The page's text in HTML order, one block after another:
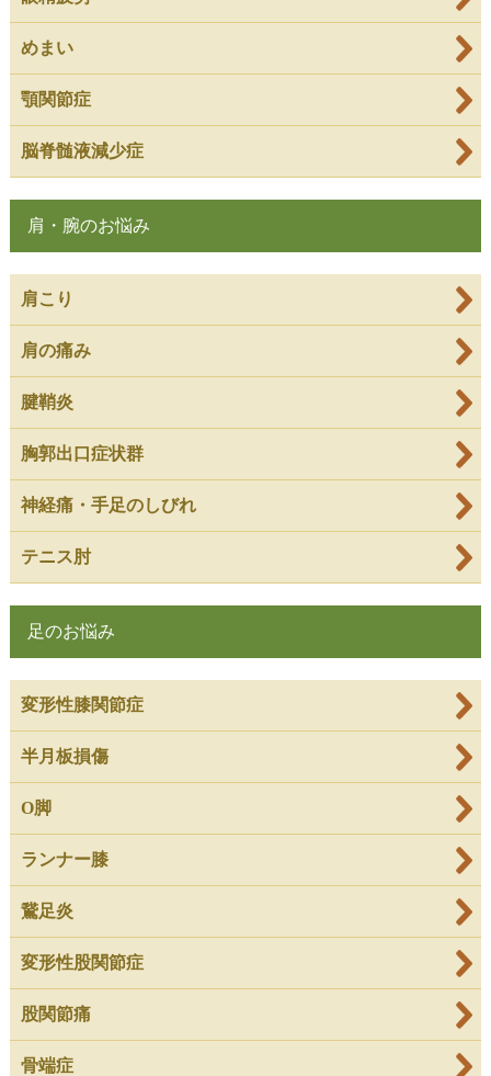
めまい
顎関節症
脳脊髄液減少症
肩・腕のお悩み
肩こり
肩の痛み
腱鞘炎
胸郭出口症状群
神経痛・手足のしびれ
テニス肘
足のお悩み
変形性膝関節症
半月板損傷
O脚
ランナー膝
鵞足炎
変形性股関節症
股関節痛
骨端症